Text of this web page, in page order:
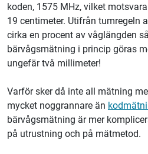
koden, 1575 MHz, vilket
19 centimeter. Utifrån tumregeln
cirka en procent av våglängden
bärvågsmätning i princip göras
ungefär två millimeter!
Varför sker då inte all mätning
mycket noggrannare än
bärvågsmätning är mer
på utrustning och på mätmetod.